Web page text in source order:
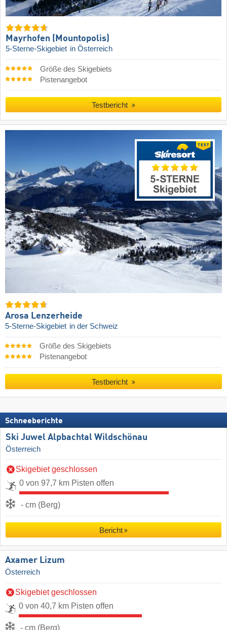
Mayrhofen (Mountopolis)
5-Sterne-Skigebiet in Österreich
Größe des Skigebiets
Pistenangebot
Testbericht
Arosa Lenzerheide
5-Sterne-Skigebiet in der Schweiz
Größe des Skigebiets
Pistenangebot
Testbericht
Schneeberichte
Ski Juwel Alpbachtal Wildschönau
Österreich
Skigebiet geschlossen
0 von 97,7 km Pisten offen
- cm (Berg)
Bericht
Axamer Lizum
Österreich
Skigebiet geschlossen
0 von 40,7 km Pisten offen
- cm (Berg)